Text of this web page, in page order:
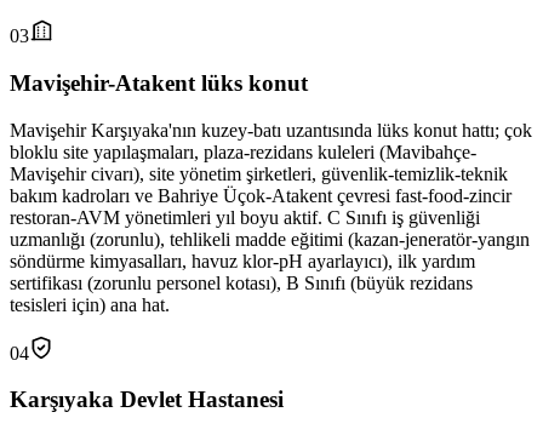
03
Mavişehir-Atakent lüks konut
Mavişehir Karşıyaka'nın kuzey-batı uzantısında lüks konut hattı; çok
bloklu site yapılaşmaları, plaza-rezidans kuleleri (Mavibahçe-
Mavişehir civarı), site yönetim şirketleri, güvenlik-temizlik-teknik
bakım kadroları ve Bahriye Üçok-Atakent çevresi fast-food-zincir
restoran-AVM yönetimleri yıl boyu aktif. C Sınıfı iş güvenliği
uzmanlığı (zorunlu), tehlikeli madde eğitimi (kazan-jeneratör-yangın
söndürme kimyasalları, havuz klor-pH ayarlayıcı), ilk yardım
sertifikası (zorunlu personel kotası), B Sınıfı (büyük rezidans
tesisleri için) ana hat.
04
Karşıyaka Devlet Hastanesi